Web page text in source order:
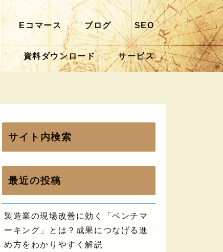
Eコマース ブログ SEO
資料ダウンロード サービス
サイト内検索
最近の投稿
製造業の現場改善に効く「ベンチマ
ーキング」とは？成果につなげる進
め方をわかりやすく解説